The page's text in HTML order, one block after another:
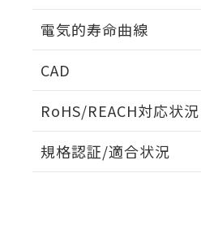
電気的寿命曲線
CAD
RoHS/REACH対応状況
EU RoHS 注意事項・凡例
規格認証/適合状況